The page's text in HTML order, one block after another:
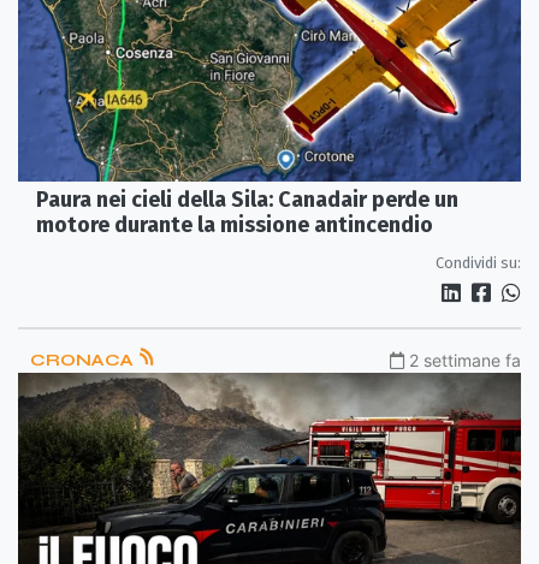
Paura nei cieli della Sila: Canadair perde un
motore durante la missione antincendio
Condividi su:
CRONACA 2 settimane fa